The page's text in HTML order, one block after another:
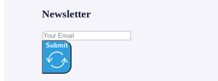
Newsletter
Submit